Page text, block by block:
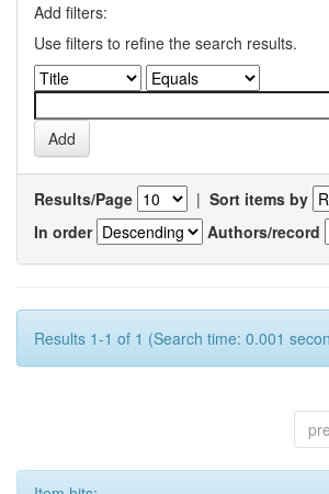
Add filters:
Use filters to refine the search results.
Results/Page | Sort items by
In order
Authors/record
Results 1-1 of 1 (Search time: 0.001